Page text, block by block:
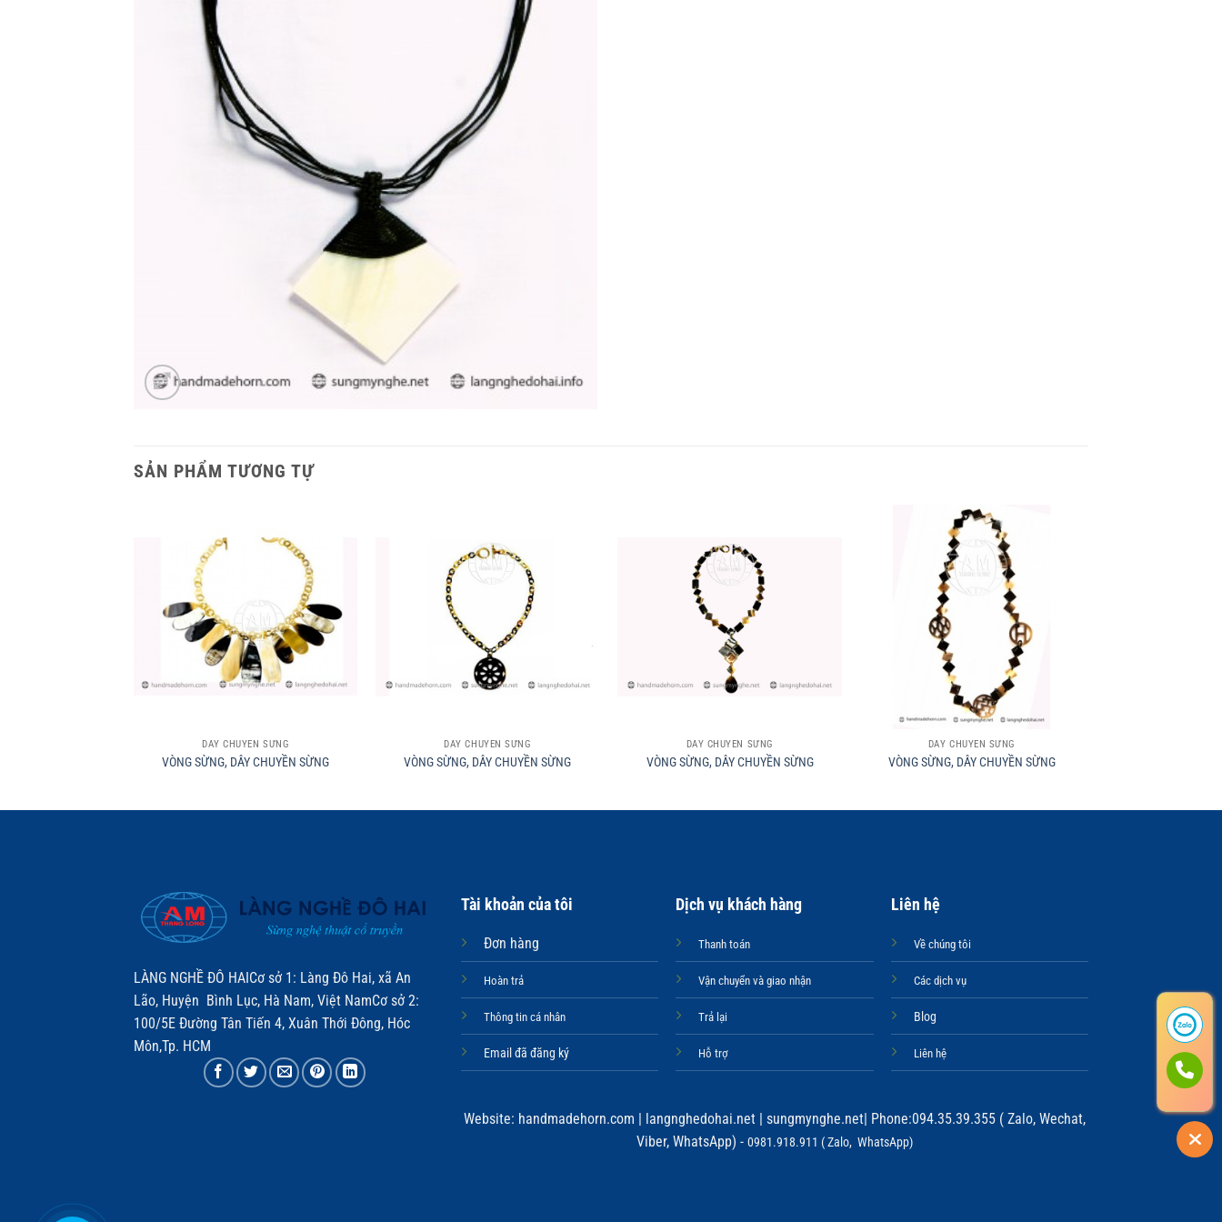
SẢN PHẨM TƯƠNG TỰ
DÂY CHUYỀN SỪNG
VÒNG SỪNG, DÂY CHUYỀN SỪNG
DÂY CHUYỀN SỪNG
VÒNG SỪNG, DÂY CHUYỀN SỪNG
DÂY CHUYỀN SỪNG
VÒNG SỪNG, DÂY CHUYỀN SỪNG
DÂY CHUYỀN SỪNG
VÒNG SỪNG, DÂY CHUYỀN SỪNG
LÀNG NGHỀ ĐÔ HAICơ sở 1: Làng Đô Hai, xã An
Lão, Huyện Bình Lục, Hà Nam, Việt NamCơ sở 2:
100/5E Đường Tân Tiến 4, Xuân Thới Đông, Hóc
Môn,Tp. HCM
Tài khoản của tôi
Đơn hàng
Hoàn trả
Thông tin cá nhân
Email đã đăng ký
Dịch vụ khách hàng
Thanh toán
Vận chuyển và giao nhận
Trả lại
Hỗ trợ
Liên hệ
Về chúng tôi
Các dịch vụ
Blog
Liên hệ
Website: handmadehorn.com | langnghedohai.net | sungmynghe.net| Phone:094.35.39.355 ( Zalo, Wechat,
Viber, WhatsApp) - 0981.918.911 ( Zalo, WhatsApp)